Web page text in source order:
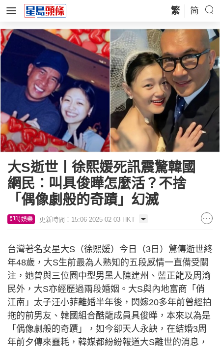
繁 简
大S逝世丨徐熙媛死訊震驚韓國
網民：叫具俊曄怎麼活？不捨
「偶像劇般的奇蹟」幻滅
即時娛樂 更新時間：15:06 2025-02-03 HKT
台灣著名女星大S（徐熙媛）今日（3日）驚傳逝世終
年48歲，大S生前最為人熟知的五段感情一直備受關
注，她曾與三位圈中型男黑人陳建州、藍正龍及周渝
民外，大S亦經歷過兩段婚姻。大S與內地富商「俏
江南」太子汪小菲離婚半年後，閃嫁20多年前曾經拍
拖的前男友、韓國組合酷龍成員具俊曄，本來以為是
「偶像劇般的奇蹟」，如今卻天人永訣，在結婚3周
年前夕傳來噩耗，韓媒都紛紛報道大S離世的消息，